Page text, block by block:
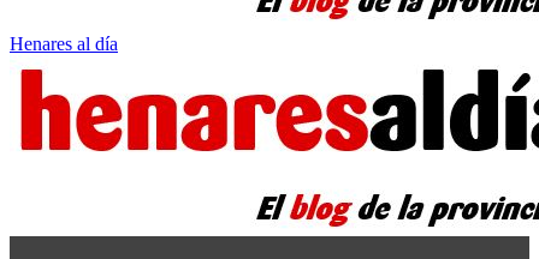
Henares al día